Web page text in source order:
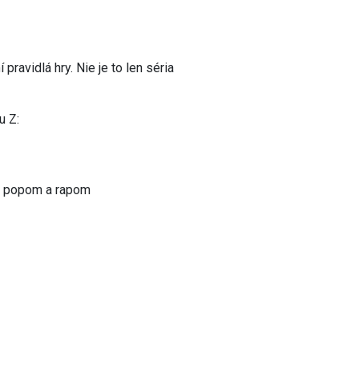
hry. Nie je to len séria
Z:
a rapom